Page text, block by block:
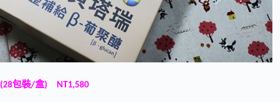
(28包裝/盒) NT1,580